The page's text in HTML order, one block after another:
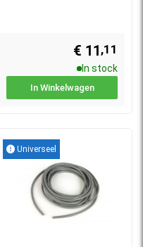
€ 11 ,11
In stock
In Winkelwagen
Universeel